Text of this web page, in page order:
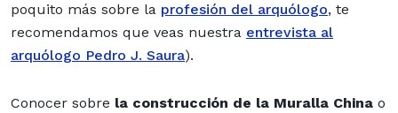
poquito más sobre la profesión del arquólogo, te
recomendamos que veas nuestra entrevista al
arquólogo Pedro J. Saura).
Conocer sobre la construcción de la Muralla China o